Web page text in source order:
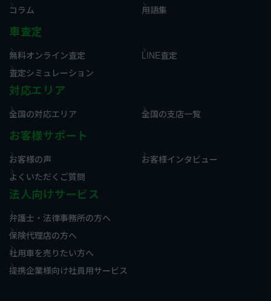
コラム 用語集
車査定
無料オンライン査定
LINE査定
査定シミュレーション
対応エリア
全国の対応エリア 全国の支店一覧
お客様サポート
お客様の声
お客様インタビュー
よくいただくご質問
法人向けサービス
弁護士・法律事務所の方へ
保険代理店の方へ
社用車を売りたい方へ
提携企業様向け社員用サービス